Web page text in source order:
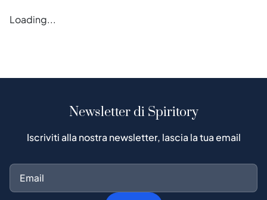
Loading...
Newsletter di Spiritory
Iscriviti alla nostra newsletter, lascia la tua email